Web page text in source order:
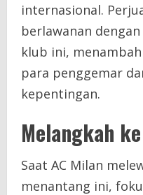
internasional.
berlawanan
klub ini,
para penggemar
kepentingan.
Melangkah
Saat AC Milan
menantang ini,